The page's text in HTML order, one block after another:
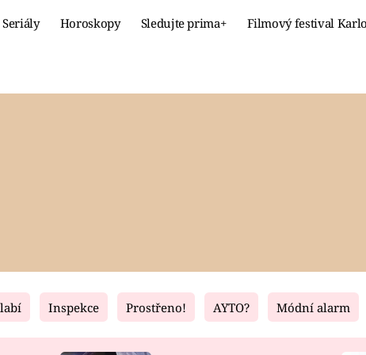
Seriály Horoskopy Sledujte prima+ Filmový festival
Fresh Living
Inspekce Prostřeno! AYTO? Módní alarm